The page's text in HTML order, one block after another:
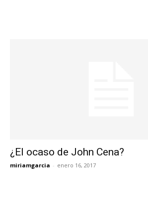
¿El ocaso de John Cena?
miriamgarcia - enero 16, 2017